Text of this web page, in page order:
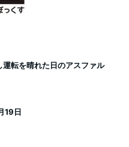
転を晴れた日のアスファル
19日